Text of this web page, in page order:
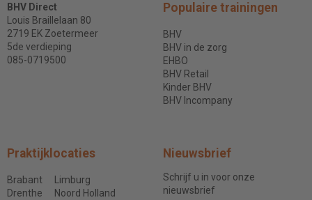
BHV Direct
Louis Braillelaan 80
2719 EK Zoetermeer
5de verdieping
085-0719500
Populaire trainingen
BHV
BHV in de zorg
EHBO
BHV Retail
Kinder BHV
BHV Incompany
Praktijklocaties
Brabant
Drenthe
Limburg
Noord Holland
Nieuwsbrief
Schrijf u in voor onze
nieuwsbrief